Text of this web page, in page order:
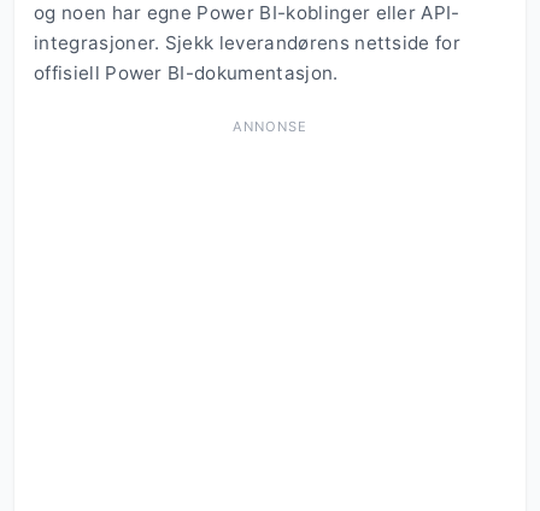
og noen har egne Power BI-koblinger eller API-
integrasjoner. Sjekk leverandørens nettside for
offisiell Power BI-dokumentasjon.
ANNONSE